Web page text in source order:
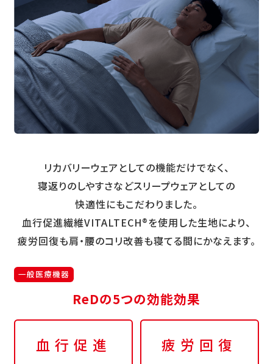
リカバリーウェアとしての機能だけでなく、
寝返りのしやすさなどスリープウェアとしての
快適性にもこだわりました。
血行促進繊維VITALTECH®を使用した生地により、
疲労回復も肩・腰のコリ改善も寝てる間にかなえます。
一般医療機器
ReDの5つの効能効果
血行促進 疲労回復